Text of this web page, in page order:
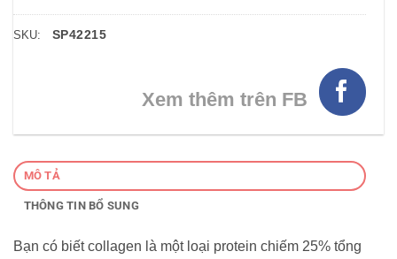
SKU: SP42215
Xem thêm trên FB
MÔ TẢ
THÔNG TIN BỔ SUNG
Bạn có biết collagen là một loại protein chiếm 25% tổng